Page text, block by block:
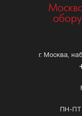
г. Москва,
ПН-ПТ